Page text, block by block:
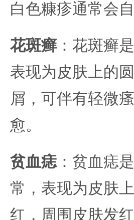
白色糠疹通常会
花斑癣 ：花斑癣
表现为皮肤上的
屑，可伴有轻微
愈。
贫血痣：贫血痣
常，表现为皮肤
红，周围皮肤发